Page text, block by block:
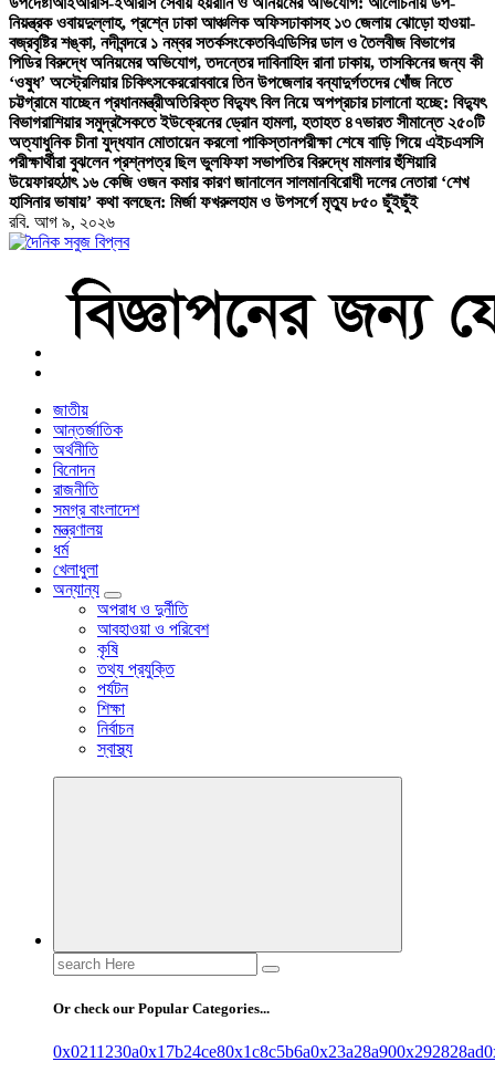
নিয়ন্ত্রক ওবায়দুল্লাহ, প্রশ্নে ঢাকা আঞ্চলিক অফিসঢাকাসহ ১৩ জেলায় ঝোড়ো হাওয়া-
বজ্রবৃষ্টির শঙ্কা, নদীবন্দরে ১ নম্বর সতর্কসংকেতবিএডিসির ডাল ও তৈলবীজ বিভাগের
পিডির বিরুদ্ধে অনিয়মের অভিযোগ, তদন্তের দাবিনাহিদ রানা ঢাকায়, তাসকিনের জন্য কী
‘ওষুধ’ অস্ট্রেলিয়ার চিকিৎসকেররোববারে তিন উপজেলার বন্যাদুর্গতদের খোঁজ নিতে
চট্টগ্রামে যাচ্ছেন প্রধানমন্ত্রীঅতিরিক্ত বিদ্যুৎ বিল নিয়ে অপপ্রচার চালানো হচ্ছে: বিদ্যুৎ
বিভাগরাশিয়ার সমুদ্রসৈকতে ইউক্রেনের ড্রোন হামলা, হতাহত ৪৭ভারত সীমান্তে ২৫০টি
অত্যাধুনিক চীনা যুদ্ধযান মোতায়েন করলো পাকিস্তানপরীক্ষা শেষে বাড়ি গিয়ে এইচএসসি
পরীক্ষার্থীরা বুঝলেন প্রশ্নপত্র ছিল ভুলফিফা সভাপতির বিরুদ্ধে মামলার হুঁশিয়ারি
উয়েফারহঠাৎ ১৬ কেজি ওজন কমার কারণ জানালেন সালমানবিরোধী দলের নেতারা ‘শেখ
হাসিনার ভাষায়’ কথা বলছেন: মির্জা ফখরুলহাম ও উপসর্গে মৃত্যু ৮৫০ ছুঁইছুঁই
রবি. আগ ৯, ২০২৬
বাংলা নিউজ পেপার
জাতীয়
আন্তর্জাতিক
অর্থনীতি
বিনোদন
রাজনীতি
সমগ্র বাংলাদেশ
মন্ত্রণালয়
ধর্ম
খেলাধুলা
অন্যান্য
অপরাধ ও দুর্নীতি
আবহাওয়া ও পরিবেশ
কৃষি
তথ্য প্রযুক্তি
পর্যটন
শিক্ষা
নির্বাচন
স্বাস্থ্য
Search
for:
Or check our Popular Categories...
0x0211230a0x17b24ce80x1c8c5b6a0x23a28a900x292828ad